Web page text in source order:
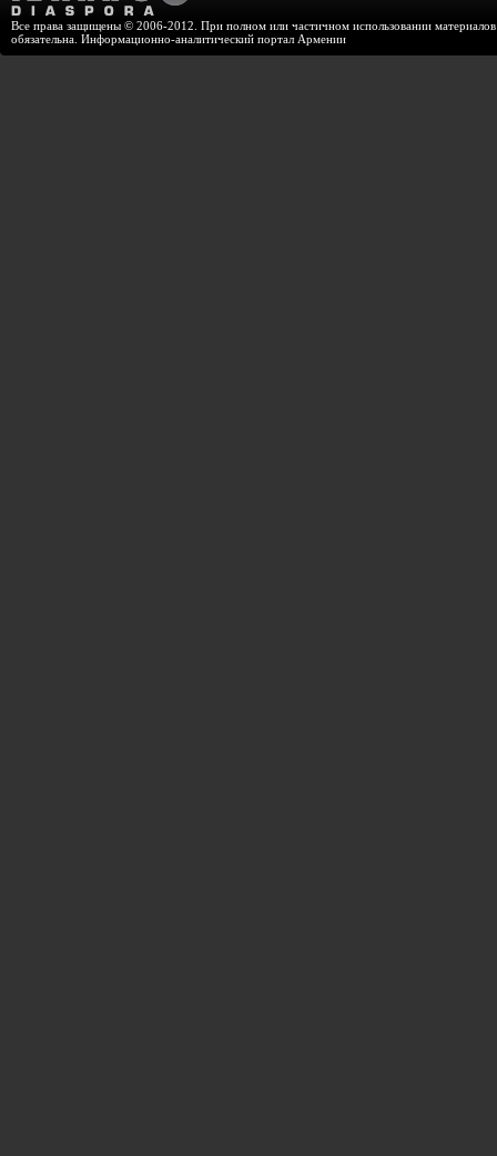
Все права защищены © 2006-2012. При полном или частичном использовании
обязательна. Информационно-аналитический портал Армении